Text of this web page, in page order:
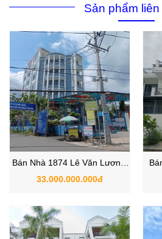
Sản phẩm
Bán Nhà 1874 Lê Văn Lương,
Xã Hiệp Phước, Nhà Bè,
33.000.000.000đ